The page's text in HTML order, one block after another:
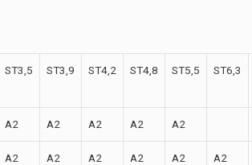
ST3,5 ST3,9 ST4,2 ST4,8 ST5,5 ST6,3
A2 A2 A2 A2 A2
A2 A2 A2 A2 A2 A2